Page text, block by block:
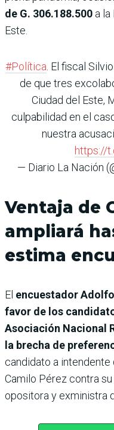
de G. 306.188.500 a
Este.
#Política . El fiscal
de que tres
Ciudad del Este,
culpabilidad en el
nuestra
https://
— Diario La Nación
Ventaja de
ampliará
estima
El encuestador
favor de los
Asociación Nacional
la brecha de
candidato a intendente
Camilo Pérez contra
opositora y exministra